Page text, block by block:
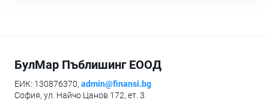
БулМар Пъблишинг ЕООД
ЕИК: 130876370, admin@finansi.bg
София, ул. Найчо Цанов 172, ет. 3